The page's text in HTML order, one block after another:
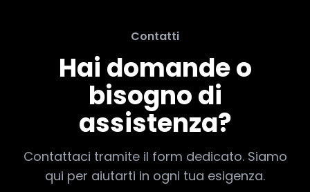
Contatti
Hai domande o
bisogno di
assistenza?
Contattaci tramite il form dedicato. Siamo
qui per aiutarti in ogni tua esigenza.